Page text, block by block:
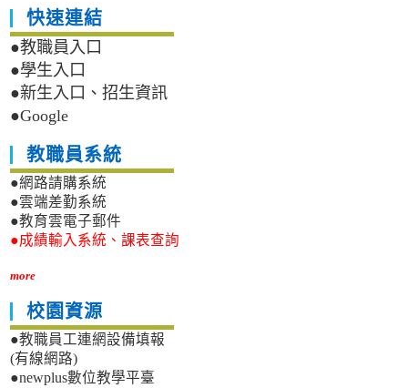
快速連結
●教職員入口
●學生入口
●新生入口、招生資訊
●Google
教職員系統
●網路請購系統
●雲端差勤系統
●教育雲電子郵件
●成績輸入系統、課表查詢
more
校園資源
●教職員工連網設備填報
(有線網路)
●newplus數位教學平臺